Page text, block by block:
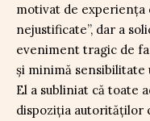
motivat de experiența
nejustificate”, dar a
eveniment tragic de
și minimă sensibilitate
El a subliniat că toate
dispoziția autorităților